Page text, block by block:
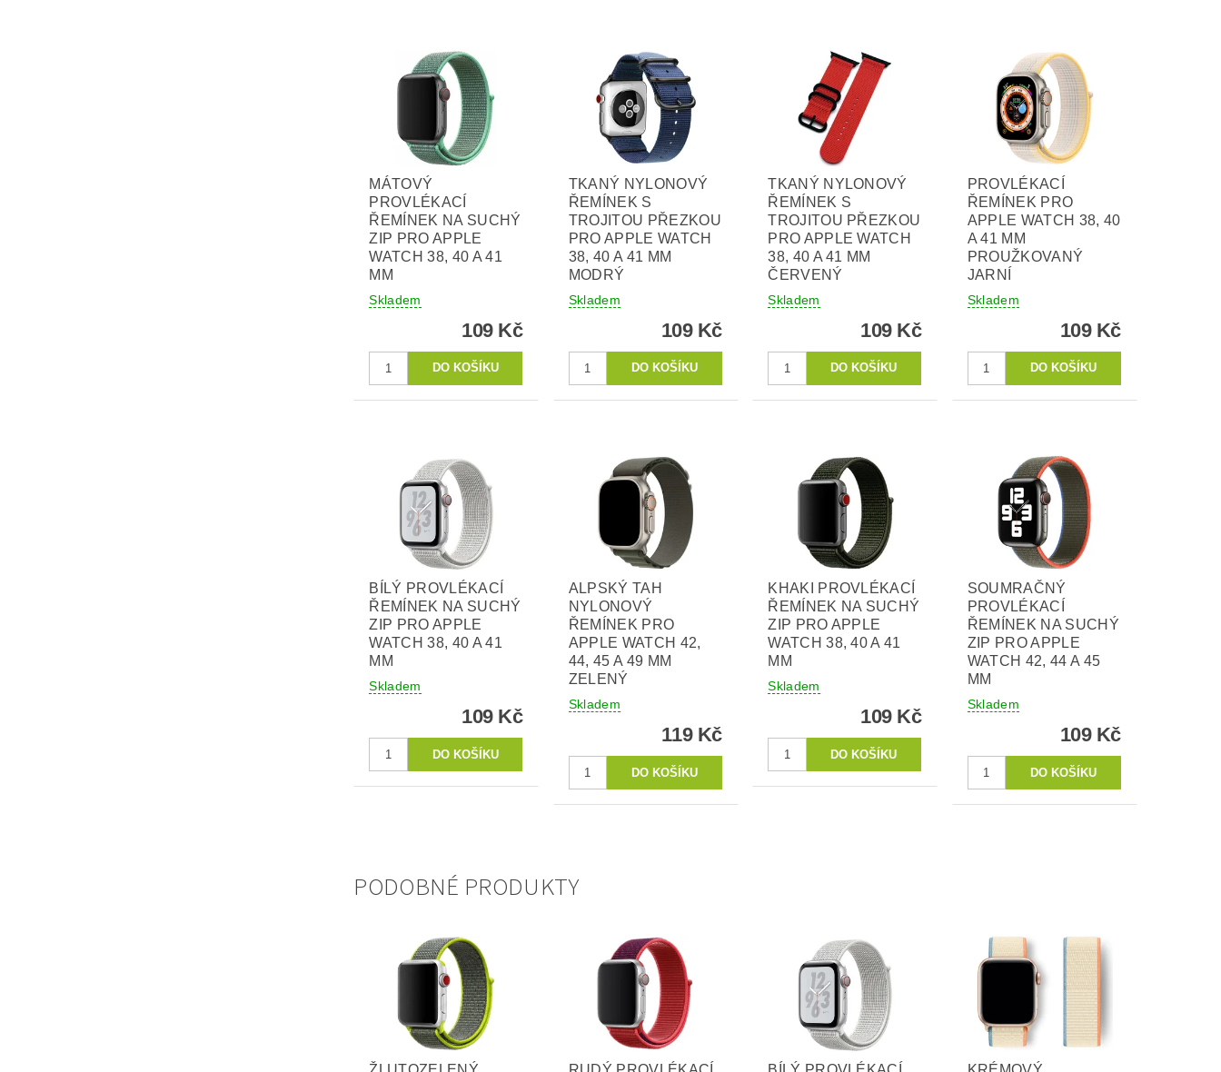
MÁTOVÝ
PROVLÉKACÍ
ŘEMÍNEK NA SUCHÝ
ZIP PRO APPLE
WATCH 38, 40 A 41
MM
Skladem
109 Kč
TKANÝ NYLONOVÝ
ŘEMÍNEK S
TROJITOU PŘEZKOU
PRO APPLE WATCH
38, 40 A 41 MM
MODRÝ
Skladem
109 Kč
TKANÝ NYLONOVÝ
ŘEMÍNEK S
TROJITOU PŘEZKOU
PRO APPLE WATCH
38, 40 A 41 MM
ČERVENÝ
Skladem
109 Kč
PROVLÉKACÍ
ŘEMÍNEK PRO
APPLE WATCH 38, 40
A 41 MM
PROUŽKOVANÝ
JARNÍ
Skladem
109 Kč
BÍLÝ PROVLÉKACÍ
ŘEMÍNEK NA SUCHÝ
ZIP PRO APPLE
WATCH 38, 40 A 41
MM
Skladem
109 Kč
ALPSKÝ TAH
NYLONOVÝ
ŘEMÍNEK PRO
APPLE WATCH 42,
44, 45 A 49 MM
ZELENÝ
Skladem
119 Kč
KHAKI PROVLÉKACÍ
ŘEMÍNEK NA SUCHÝ
ZIP PRO APPLE
WATCH 38, 40 A 41
MM
Skladem
109 Kč
SOUMRAČNÝ
PROVLÉKACÍ
ŘEMÍNEK NA SUCHÝ
ZIP PRO APPLE
WATCH 42, 44 A 45
MM
Skladem
109 Kč
PODOBNÉ PRODUKTY